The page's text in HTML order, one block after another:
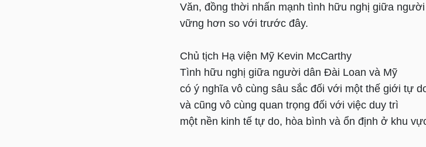
Văn, đồng thời nhấn mạnh tình hữu nghị giữa
vững hơn so với trước đây.
Chủ tịch Hạ viện Mỹ Kevin McCarthy
Tình hữu nghị giữa người dân Đài Loan và Mỹ
có ý nghĩa vô cùng sâu sắc đối với một thế giới tự
và cũng vô cùng quan trọng đối với việc duy trì
một nền kinh tế tự do, hòa bình và ổn định ở khu